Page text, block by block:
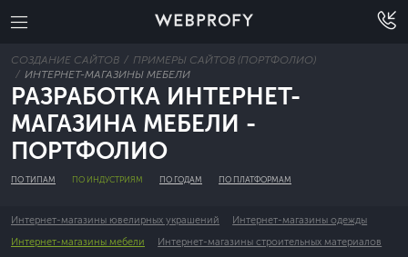
СОЗДАНИЕ САЙТОВ
ПРИМЕРЫ САЙТОВ (ПОРТФОЛИО)
ИНТЕРНЕТ-МАГАЗИНЫ МЕБЕЛИ
РАЗРАБОТКА ИНТЕРНЕТ-
МАГАЗИНА МЕБЕЛИ -
ПОРТФОЛИО
ПО ТИПАМ ПО ИНДУСТРИЯМ ПО ГОДАМ ПО ПЛАТФОРМАМ
Интернет-магазины ювелирных украшений
Интернет-магазины одежды
Интернет-магазины мебели
Интернет-магазины строительных материалов